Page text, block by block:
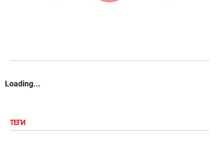
Loading...
ТЕГИ